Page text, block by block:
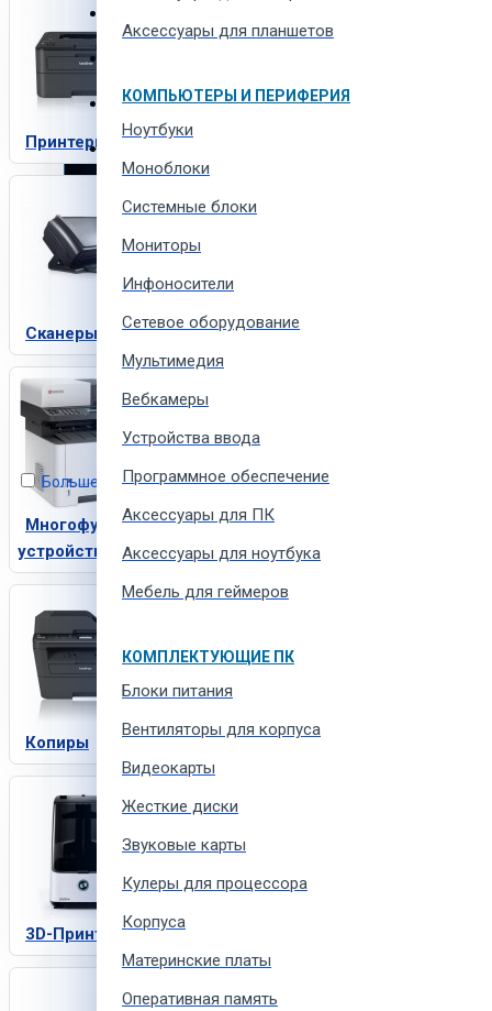
Больше не показывать это сообщение
Спорт товары, отдых и кемпинг
В корзине пусто!
Аксессуары для планшетов
КОМПЬЮТЕРЫ И ПЕРИФЕРИЯ
Ноутбуки
Моноблоки
Системные блоки
Мониторы
Инфоносители
Сетевое оборудование
Мультимедия
Вебкамеры
Устройства ввода
Программное обеспечение
Аксессуары для ПК
Аксессуары для ноутбука
Мебель для геймеров
КОМПЛЕКТУЮЩИЕ ПК
Блоки питания
Вентиляторы для корпуса
Видеокарты
Жесткие диски
Звуковые карты
Кулеры для процессора
Корпуса
Материнские платы
Оперативная память
Принтеры
Сканеры
Многофункциональные
устройства
Копиры
3D-Принтеры